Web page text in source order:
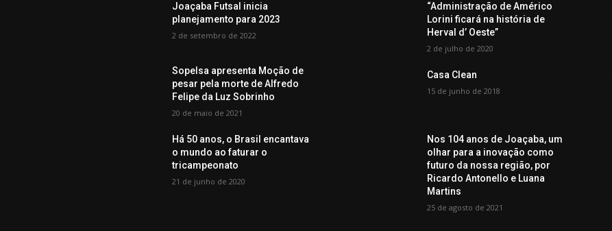
Joaçaba Futsal inicia
planejamento para 2023
2 de setembro de 2022
Sopelsa apresenta Moção de
pesar pela morte de Alfredo
Felipe da Luz Sobrinho
20 de maio de 2021
Há 50 anos, o Brasil encantava
o mundo ao faturar o
tricampeonato
21 de junho de 2020
“Administração de Américo
Lorini ficará na história de
Herval d’ Oeste”
2 de julho de 2020
Casa Clean
15 de junho de 2018
Nos 104 anos de Joaçaba, um
olhar para a inovação como
futuro da nossa região, por
Ricardo Antonello e Luana
Martins
25 de agosto de 2021